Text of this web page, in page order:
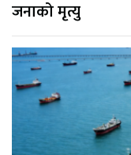
जनाको मृत्यु